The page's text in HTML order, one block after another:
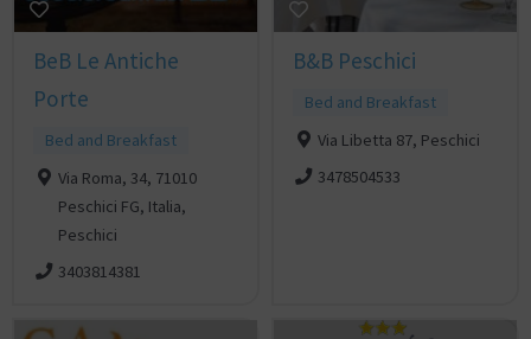
BeB Le Antiche
Porte
Bed and Breakfast
Via Roma, 34, 71010
Peschici FG, Italia,
Peschici
3403814381
B&B Peschici
Bed and Breakfast
Via Libetta 87, Peschici
3478504533